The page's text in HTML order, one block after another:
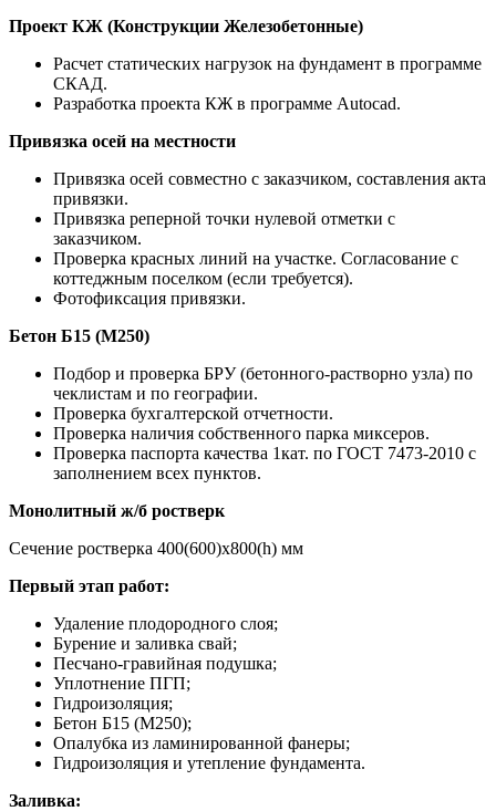
Проект КЖ (Конструкции Железобетонные)
Расчет статических нагрузок на фундамент в программе
СКАД.
Разработка проекта КЖ в программе Autocad.
Привязка осей на местности
Привязка осей совместно с заказчиком, составления акта
привязки.
Привязка реперной точки нулевой отметки с
заказчиком.
Проверка красных линий на участке. Согласование с
коттеджным поселком (если требуется).
Фотофиксация привязки.
Бетон Б15 (М250)
Подбор и проверка БРУ (бетонного-растворно узла) по
чеклистам и по географии.
Проверка бухгалтерской отчетности.
Проверка наличия собственного парка миксеров.
Проверка паспорта качества 1кат. по ГОСТ 7473-2010 с
заполнением всех пунктов.
Монолитный ж/б ростверк
Сечение ростверка 400(600)х800(h) мм
Первый этап работ:
Удаление плодородного слоя;
Бурение и заливка свай;
Песчано-гравийная подушка;
Уплотнение ПГП;
Гидроизоляция;
Бетон Б15 (М250);
Опалубка из ламинированной фанеры;
Гидроизоляция и утепление фундамента.
Заливка: